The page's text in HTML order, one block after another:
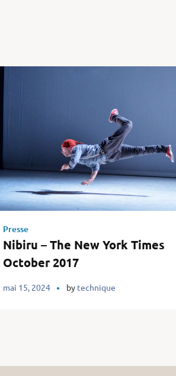
Presse
Nibiru – The New York Times
October 2017
mai 15, 2024 by technique